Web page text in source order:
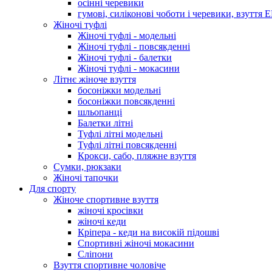
осінні черевики
гумові, силіконові чоботи і черевики, взуття
Жіночі туфлі
Жіночі туфлі - модельні
Жіночі туфлі - повсякденні
Жіночі туфлі - балетки
Жіночі туфлі - мокасини
Літнє жіноче взуття
босоніжки модельні
босоніжки повсякденні
шльопанці
Балетки літні
Туфлі літні модельні
Туфлі літні повсякденні
Крокси, сабо, пляжне взуття
Сумки, рюкзаки
Жіночі тапочки
Для спорту
Жіноче спортивне взуття
жіночі кросівки
жіночі кеди
Кріпера - кеди на високій підошві
Спортивні жіночі мокасини
Сліпони
Взуття спортивне чоловіче